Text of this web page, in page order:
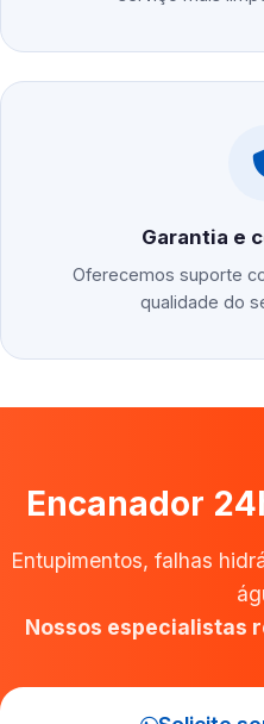
Garantia e
Oferecemos suporte
qualidade do
Encanador
Entupimentos, falhas
Nossos especialistas